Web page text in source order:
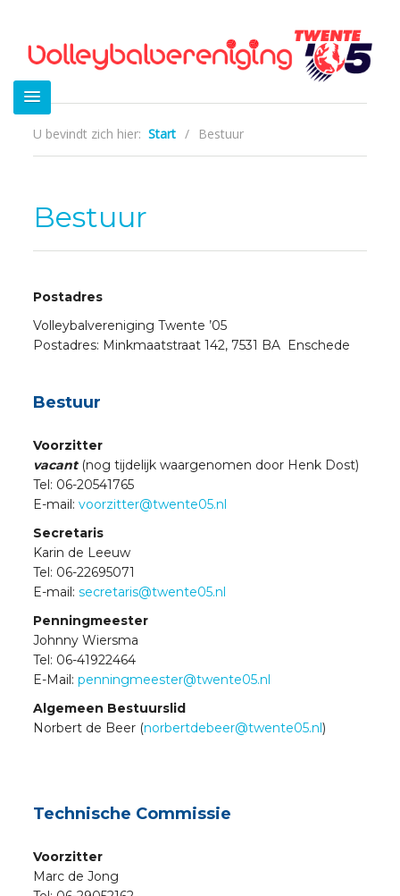
U bevindt zich hier:Start / Bestuur
Bestuur
Postadres
Volleybalvereniging Twente ’05
Postadres: Minkmaatstraat 142, 7531 BA Enschede
Bestuur
Voorzitter
vacant(nog tijdelijk waargenomen door Henk Dost)
Tel: 06-20541765
E-mail:voorzitter@twente05.nl
Secretaris
Karin de Leeuw
Tel: 06-22695071
E-mail:secretaris@twente05.nl
Penningmeester
Johnny Wiersma
Tel: 06-41922464
E-Mail:penningmeester@twente05.nl
Algemeen Bestuurslid
Norbert de Beer (norbertdebeer@twente05.nl)
Technische Commissie
Voorzitter
Marc de Jong